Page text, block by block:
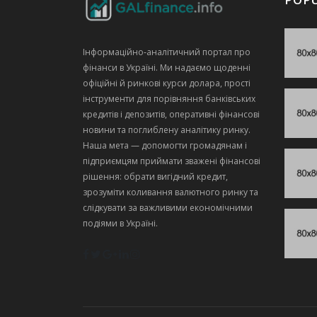
Інформаційно‑аналітичний портал про
фінанси в Україні. Ми надаємо щоденні
офіційні й ринкові курси долара, прості
інструменти для порівняння банківських
кредитів і депозитів, оперативні фінансові
новини та поглиблену аналітику ринку.
Наша мета — допомогти громадянам і
підприємцям приймати зважені фінансові
рішення: обрати вигідний кредит,
зрозуміти коливання валютного ринку та
слідкувати за важливими економічними
подіями в Україні.